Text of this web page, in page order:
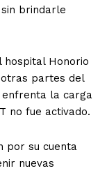
brindarle
hospital Honorio
partes del
enfrenta la carga
no fue activado.
por su cuenta
nuevas